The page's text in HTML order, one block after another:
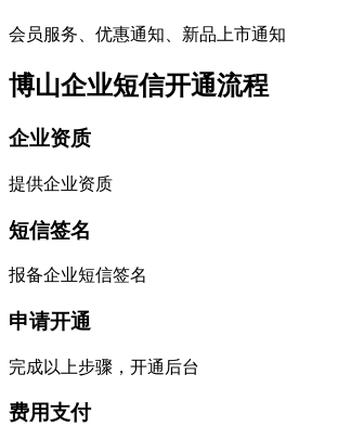
会员服务、优惠通知、新品上市通知
博山企业短信开通流程
企业资质
提供企业资质
短信签名
报备企业短信签名
申请开通
完成以上步骤，开通后台
费用支付